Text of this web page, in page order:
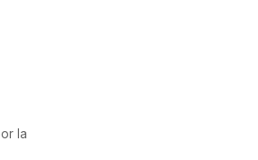
la